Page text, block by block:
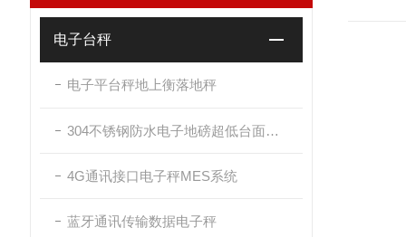
电子台秤
电子平台秤地上衡落地秤
304不锈钢防水电子地磅超低台面带斜坡
4G通讯接口电子秤MES系统
蓝牙通讯传输数据电子秤